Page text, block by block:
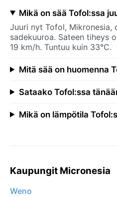
Mikä on sää Tofol:ssa
Juuri nyt Tofol, Mikronesia,
sadekuuroa. Sateen tiheys
19 km/h. Tuntuu kuin 33°C.
Mitä sää on huomenna
Sataako Tofol:ssa
Mikä on lämpötila
Kaupungit Micronesia
Weno